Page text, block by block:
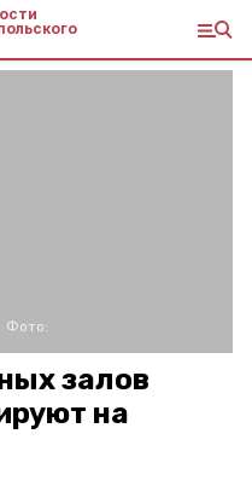
Фото:
залов
на